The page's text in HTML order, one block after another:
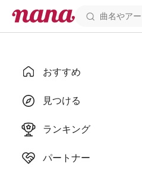
おすすめ
見つける
ランキング
パートナー